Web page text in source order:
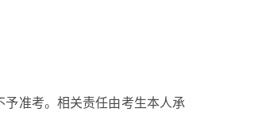
予准考。 相关责任由考生本人承